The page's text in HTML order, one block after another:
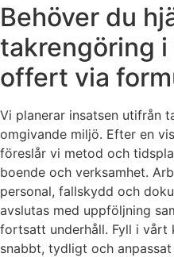
Behöver du
takrengöring i
offert via
Vi planerar insatsen utifrån
omgivande miljö. Efter en
föreslår vi metod och
boende och verksamhet.
personal, fallskydd och
avslutas med uppföljning
fortsatt underhåll. Fyll i
snabbt, tydligt och